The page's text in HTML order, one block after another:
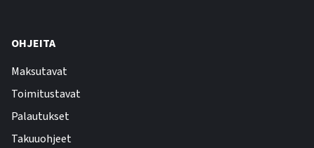
OHJEITA
Maksutavat
Toimitustavat
Palautukset
Takuuohjeet